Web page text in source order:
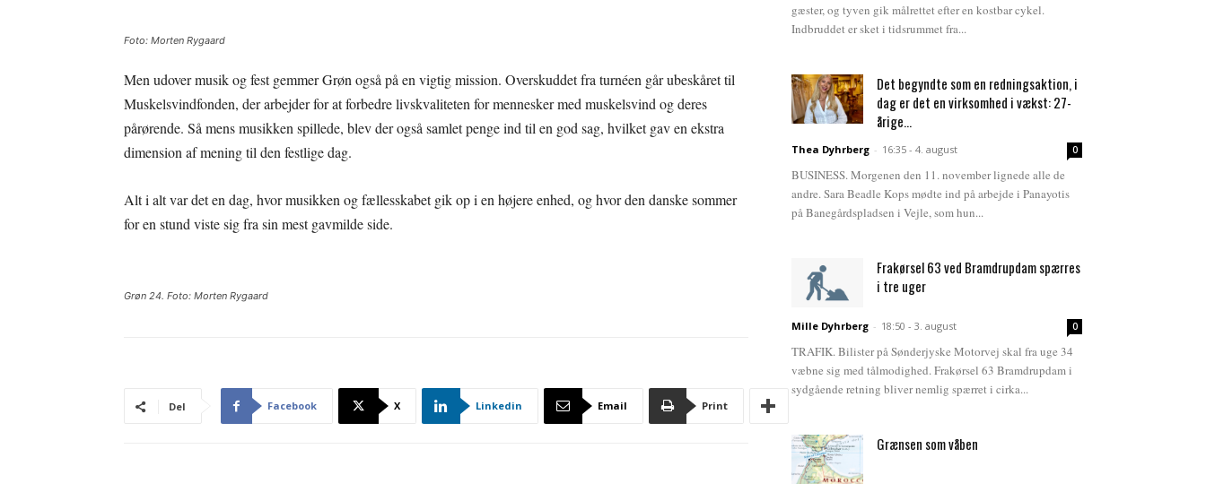
Foto: Morten Rygaard
Men udover musik og fest gemmer Grøn også på en vigtig mission. Overskuddet fra turnéen går ubeskåret til
Muskelsvindfonden, der arbejder for at forbedre livskvaliteten for mennesker med muskelsvind og deres
pårørende. Så mens musikken spillede, blev der også samlet penge ind til en god sag, hvilket gav en ekstra
dimension af mening til den festlige dag.
Alt i alt var det en dag, hvor musikken og fællesskabet gik op i en højere enhed, og hvor den danske sommer
for en stund viste sig fra sin mest gavmilde side.
Grøn 24. Foto: Morten Rygaard
Del Facebook X Linkedin Email Print
gæster, og tyven gik målrettet efter en kostbar cykel.
Indbruddet er sket i tidsrummet fra...
Det begyndte som en redningsaktion, i
dag er det en virksomhed i vækst: 27-
årige...
Thea Dyhrberg - 16:35 - 4. august 0
BUSINESS. Morgenen den 11. november lignede alle de
andre. Sara Beadle Kops mødte ind på arbejde i Panayotis
på Banegårdspladsen i Vejle, som hun...
Frakørsel 63 ved Bramdrupdam spærres
i tre uger
Mille Dyhrberg - 18:50 - 3. august 0
TRAFIK. Bilister på Sønderjyske Motorvej skal fra uge 34
væbne sig med tålmodighed. Frakørsel 63 Bramdrupdam i
sydgående retning bliver nemlig spærret i cirka...
Grænsen som våben